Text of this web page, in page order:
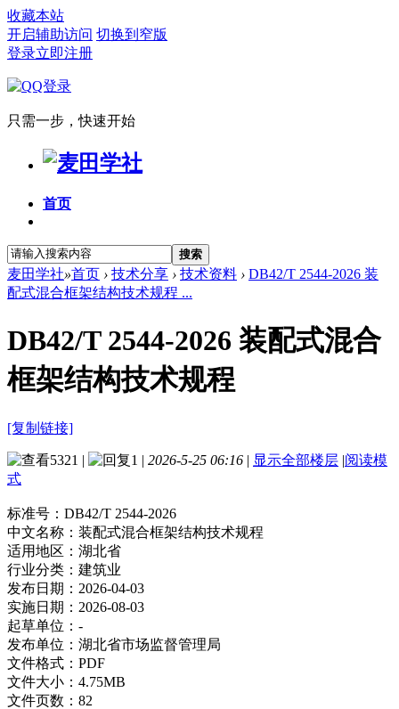
收藏本站
开启辅助访问 切换到窄版
登录立即注册
只需一步，快速开始
首页
搜索
麦田学社»首页 › 技术分享 › 技术资料 › DB42/T 2544-2026 装
配式混合框架结构技术规程 ...
DB42/T 2544-2026 装配式混合
框架结构技术规程
[复制链接]
5321 | 1 | 2026-5-25 06:16 | 显示全部楼层 |阅读模
式
标准号： DB42/T 2544-2026
中文名称： 装配式混合框架结构技术规程
适用地区： 湖北省
行业分类： 建筑业
发布日期： 2026-04-03
实施日期： 2026-08-03
起草单位： -
发布单位： 湖北省市场监督管理局
文件格式： PDF
文件大小： 4.75MB
文件页数： 82